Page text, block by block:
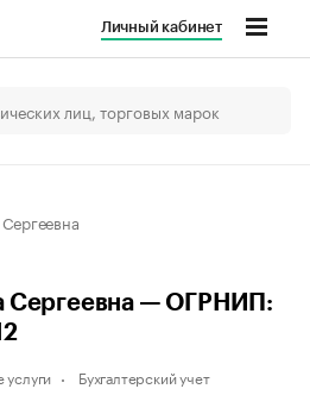
Личный кабинет
Сергеевна — ОГРНИП:
Бухгалтерский учет